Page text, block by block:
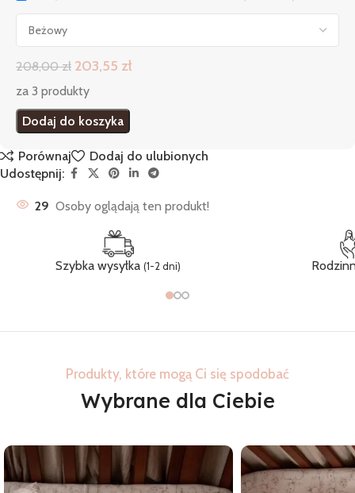
208,00zł 203,55 zł
za 3 produkty
Dodaj do koszyka
Porównaj
Dodaj do ulubionych
Udostępnij:
29 Osoby oglądają ten produkt!
Szybka wysyłka(1-2 dni)
Produkty, które mogą Ci się spodobać
Wybrane dla Ciebie